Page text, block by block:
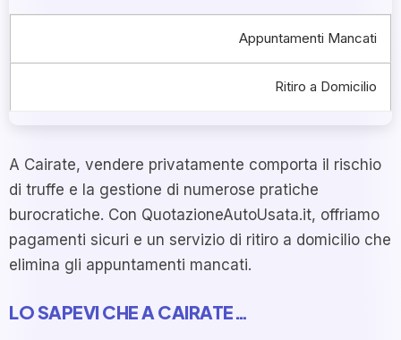
Appuntamenti Mancati
Ritiro a Domicilio
A Cairate, vendere privatamente comporta il rischio
di truffe e la gestione di numerose pratiche
burocratiche. Con QuotazioneAutoUsata.it, offriamo
pagamenti sicuri e un servizio di ritiro a domicilio che
elimina gli appuntamenti mancati.
LO SAPEVI CHE A CAIRATE…